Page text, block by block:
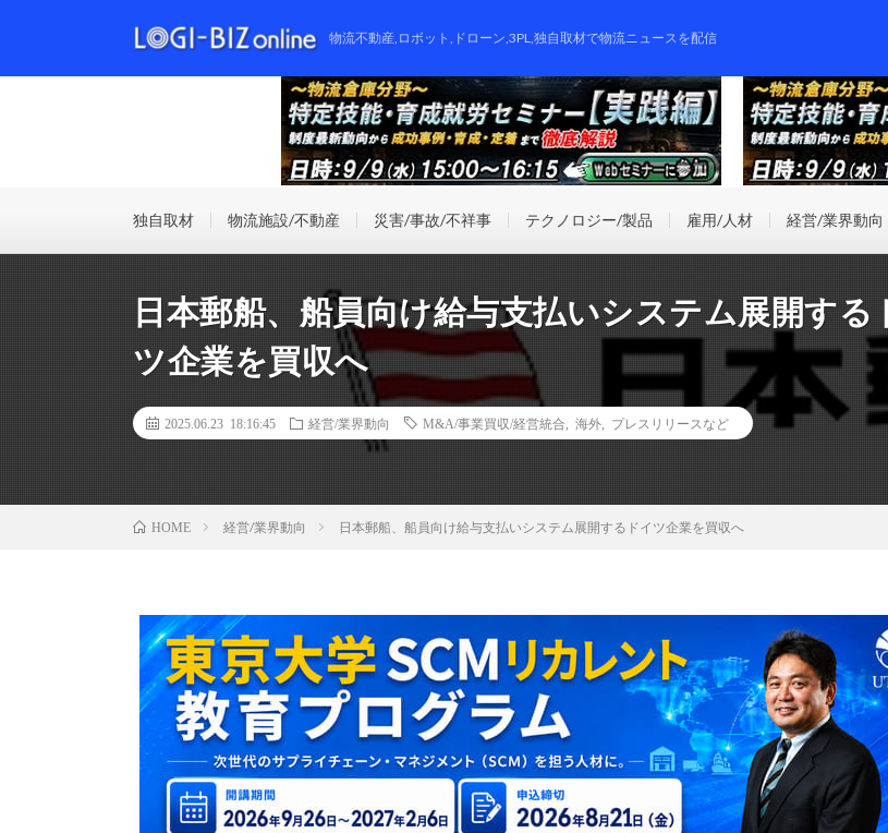
物流不動産,ロボット,ドローン,3PL,独自取材で物流ニュースを配信
独自取材 物流施設/不動産 災害/事故/不祥事 テクノロジー/製品 雇用/人材 経営/業界動向
日本郵船、船員向け給与支払いシステム展開する
ツ企業を買収へ
2025.06.23 18:16:45 経営/業界動向 M&A/事業買収/経営統合 海外 プレスリリースなど
HOME 経営/業界動向 日本郵船、船員向け給与支払いシステム展開するドイツ企業を買収へ